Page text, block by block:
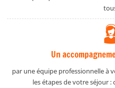
Un
par une équipe professionnelle à
les étapes de votre séjour :